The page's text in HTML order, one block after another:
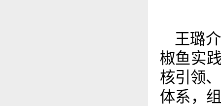
王璐
椒鱼实
核引领
体系，